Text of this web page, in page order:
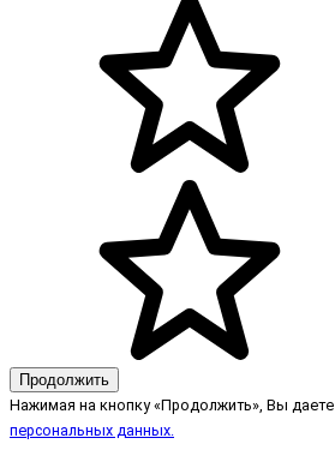
Продолжить
Нажимая на кнопку «Продолжить», Вы даете
персональных данных.